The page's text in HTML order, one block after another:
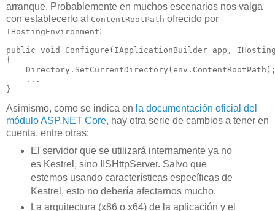
arranque. Probablemente en muchos escenarios nos valga
con establecerlo al
ContentRootPath ofrecido por
IHostingEnvironment:
public void Configure(IApplicationBuilder app,
{
    ...
Asimismo, como se indica en la documentación oficial del
módulo ASP.NET Core, hay otra serie de cambios a tener en
cuenta, entre otras:
El servidor que se utilizará internamente ya no
es Kestrel, sino IISHttpServer. Salvo que
estemos usando características específicas de
Kestrel, esto no debería afectarnos mucho.
La arquitectura (x86 o x64) de la aplicación y el